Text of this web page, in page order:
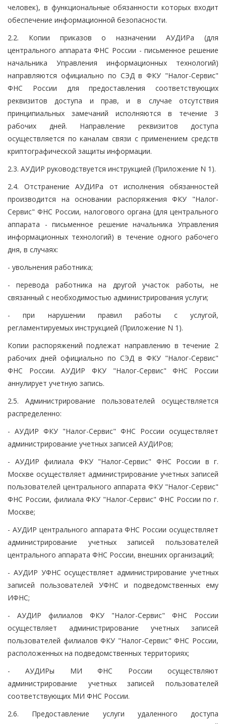
человек), в функциональные обязанности которых входит
обеспечение информационной безопасности.
2.2. Копии приказов о назначении АУДИРа (для
центрального аппарата ФНС России - письменное решение
начальника Управления информационных технологий)
направляются официально по СЭД в ФКУ "Налог-Сервис"
ФНС России для предоставления соответствующих
реквизитов доступа и прав, и в случае отсутствия
принципиальных замечаний исполняются в течение 3
рабочих дней. Направление реквизитов доступа
осуществляется по каналам связи с применением средств
криптографической защиты информации.
2.3. АУДИР руководствуется инструкцией (Приложение N 1).
2.4. Отстранение АУДИРа от исполнения обязанностей
производится на основании распоряжения ФКУ "Налог-
Сервис" ФНС России, налогового органа (для центрального
аппарата - письменное решение начальника Управления
информационных технологий) в течение одного рабочего
дня, в случаях:
- увольнения работника;
- перевода работника на другой участок работы, не
связанный с необходимостью администрирования услуги;
- при нарушении правил работы с услугой,
регламентируемых инструкцией (Приложение N 1).
Копии распоряжений подлежат направлению в течение 2
рабочих дней официально по СЭД в ФКУ "Налог-Сервис"
ФНС России. АУДИР ФКУ "Налог-Сервис" ФНС России
аннулирует учетную запись.
2.5. Администрирование пользователей осуществляется
распределенно:
- АУДИР ФКУ "Налог-Сервис" ФНС России осуществляет
администрирование учетных записей АУДИРов;
- АУДИР филиала ФКУ "Налог-Сервис" ФНС России в г.
Москве осуществляет администрирование учетных записей
пользователей центрального аппарата ФКУ "Налог-Сервис"
ФНС России, филиала ФКУ "Налог-Сервис" ФНС России по г.
Москве;
- АУДИР центрального аппарата ФНС России осуществляет
администрирование учетных записей пользователей
центрального аппарата ФНС России, внешних организаций;
- АУДИР УФНС осуществляет администрирование учетных
записей пользователей УФНС и подведомственных ему
ИФНС;
- АУДИР филиалов ФКУ "Налог-Сервис" ФНС России
осуществляет администрирование учетных записей
пользователей филиалов ФКУ "Налог-Сервис" ФНС России,
расположенных на подведомственных территориях;
- АУДИРы МИ ФНС России осуществляют
администрирование учетных записей пользователей
соответствующих МИ ФНС России.
2.6. Предоставление услуги удаленного доступа